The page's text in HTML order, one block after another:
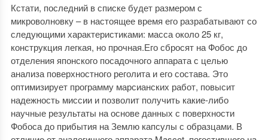
Кстати, последний в списке будет размером с
микроволновку – в настоящее время его разрабатывают со
следующими характеристиками: масса около 25 кг,
конструкция легкая, но прочная.Его сбросят на Фобос до
отделения японского посадочного аппарата с целью
анализа поверхностного реголита и его состава. Это
оптимизирует программу марсианских работ, повысит
надежность миссии и позволит получить какие-либо
научные результаты на основе данных с поверхности
Фобоса до прибытия на Землю капсулы с образцами. В